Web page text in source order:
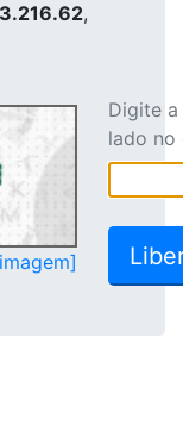
,
Digite
lado no